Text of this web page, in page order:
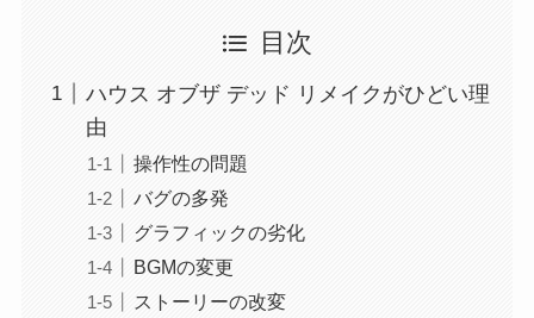
目次
ハウス オブザ デッド リメイクがひどい理
由
操作性の問題
バグの多発
グラフィックの劣化
BGMの変更
ストーリーの改変